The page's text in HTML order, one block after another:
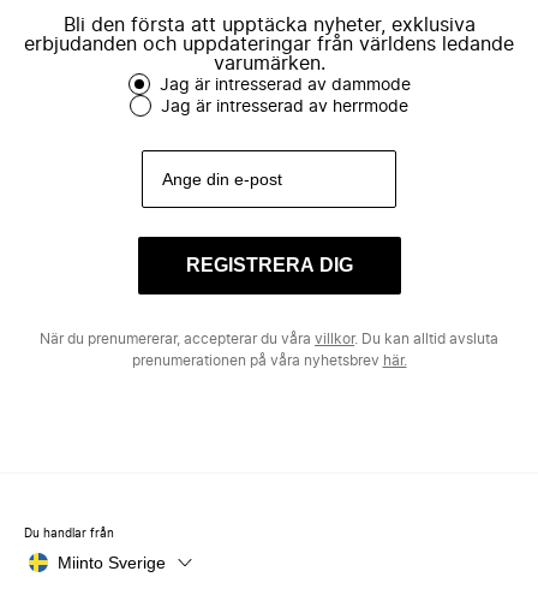
Bli den första att upptäcka nyheter, exklusiva
erbjudanden och uppdateringar från världens ledande
varumärken.
Jag är intresserad av dammode
Jag är intresserad av herrmode
REGISTRERA DIG
När du prenumererar, accepterar du våra villkor. Du kan alltid avsluta
prenumerationen på våra nyhetsbrev här.
Du handlar från
Miinto Sverige